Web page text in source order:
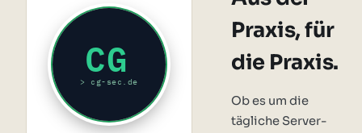
CG
> cg-sec.de
Praxis, für
die Praxis.
Ob es um die
tägliche Server-